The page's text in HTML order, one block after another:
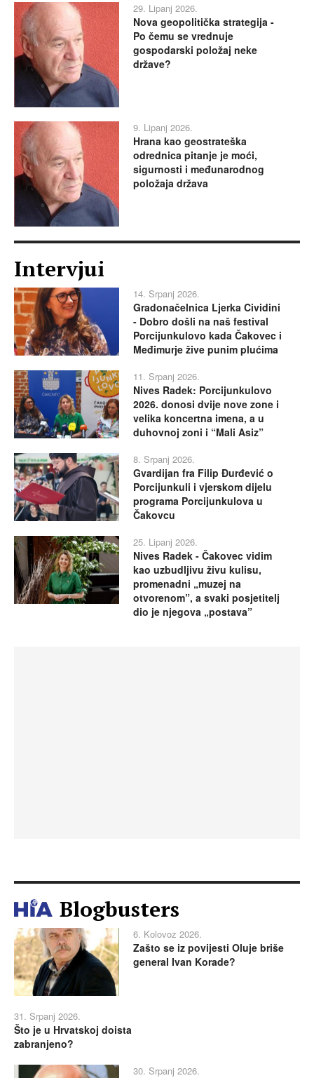
29. Lipanj 2026.
Nova geopolitička strategija -
Po čemu se vrednuje
gospodarski položaj neke
države?
9. Lipanj 2026.
Hrana kao geostrateška
odrednica pitanje je moći,
sigurnosti i međunarodnog
položaja država
Intervjui
14. Srpanj 2026.
Gradonačelnica Ljerka Cividini
- Dobro došli na naš festival
Porcijunkulovo kada Čakovec i
Međimurje žive punim plućima
11. Srpanj 2026.
Nives Radek: Porcijunkulovo
2026. donosi dvije nove zone i
velika koncertna imena, a u
duhovnoj zoni i “Mali Asiz”
8. Srpanj 2026.
Gvardijan fra Filip Đurđević o
Porcijunkuli i vjerskom dijelu
programa Porcijunkulova u
Čakovcu
25. Lipanj 2026.
Nives Radek - Čakovec vidim
kao uzbudljivu živu kulisu,
promenadni „muzej na
otvorenom”, a svaki posjetitelj
dio je njegova „postava”
Blogbusters
6. Kolovoz 2026.
Zašto se iz povijesti Oluje briše
general Ivan Korade?
31. Srpanj 2026.
Što je u Hrvatskoj doista
zabranjeno?
30. Srpanj 2026.